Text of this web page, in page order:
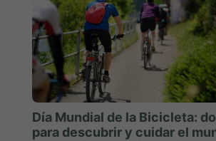
Día Mundial de la Bicicleta:
para descubrir y cuidar el